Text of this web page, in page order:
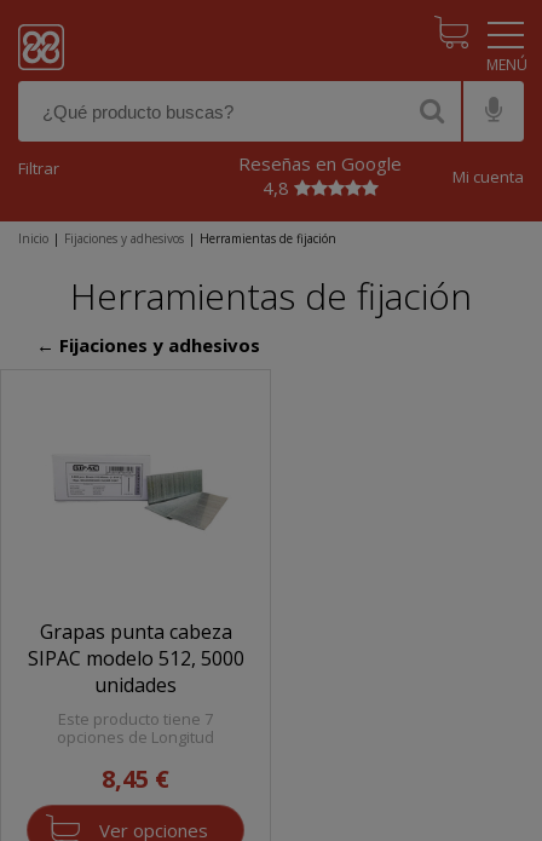
Reseñas en Google
4,8
Filtrar Mi cuenta
Inicio | Fijaciones y adhesivos | Herramientas de fijación
Herramientas de fijación
← Fijaciones y adhesivos
Grapas punta cabeza
SIPAC modelo 512, 5000
unidades
Este producto tiene 7
opciones de Longitud
8,45 €
Ver opciones